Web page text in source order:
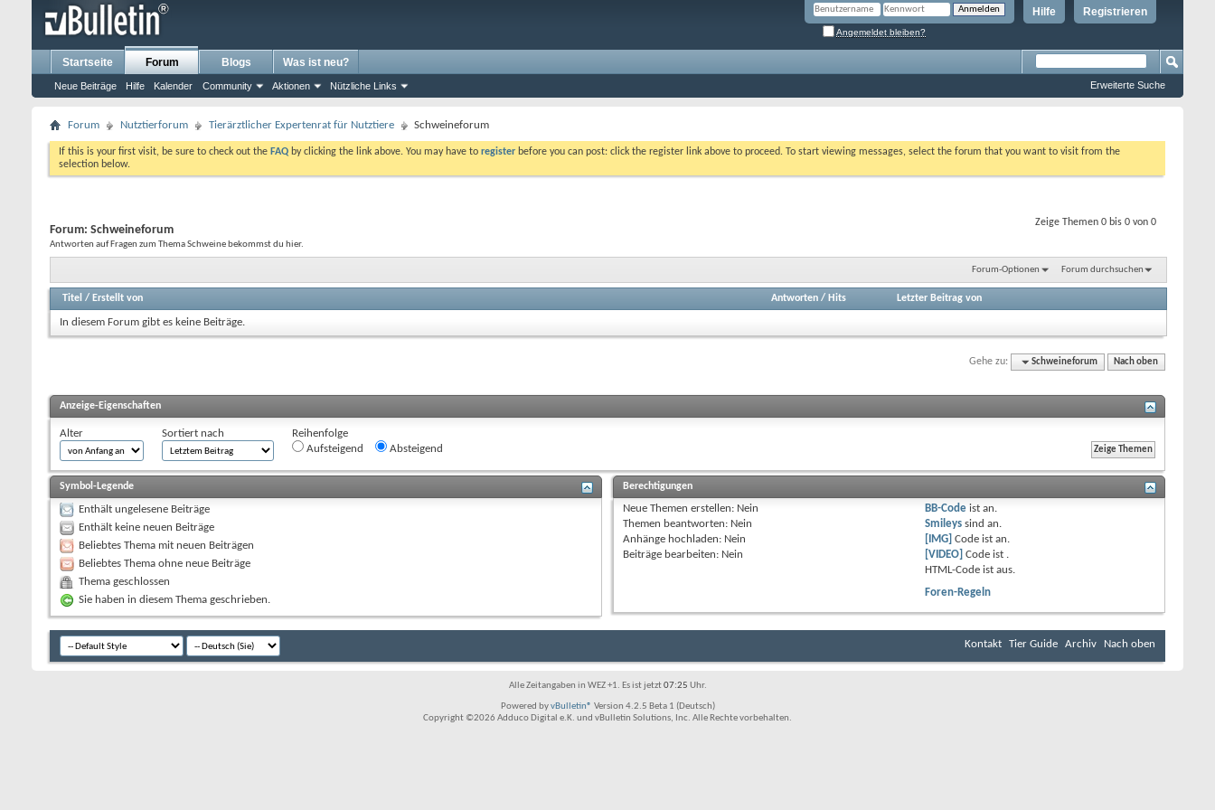
Registrieren
Hilfe
Angemeldet bleiben?
Startseite Forum
Neue Beiträge Hilfe Kalender Community Aktionen Nützliche Links
Blogs Was ist neu?
Erweiterte Suche
Forum Nutztierforum Tierärztlicher Expertenrat für Nutztiere Schweineforum
If this is your first visit, be sure to check out the FAQ by clicking the link above. You may have to register before you can post: click the register link above to proceed. To start viewing messages, select the forum that you want to visit from the
selection below.
Zeige Themen 0 bis 0 von 0
Forum: Schweineforum
Antworten auf Fragen zum Thema Schweine bekommst du hier.
Forum-Optionen Forum durchsuchen
Titel / Erstellt von Antworten/ Hits Letzter Beitrag von
In diesem Forum gibt es keine Beiträge.
Gehe zu: Schweineforum Nach oben
Anzeige-Eigenschaften
Alter Sortiert nach
Reihenfolge
Aufsteigend
Absteigend
Symbol-Legende
Enthält ungelesene Beiträge
Enthält keine neuen Beiträge
Beliebtes Thema mit neuen Beiträgen
Beliebtes Thema ohne neue Beiträge
Thema geschlossen
Sie haben in diesem Thema geschrieben.
Berechtigungen
Neue Themen erstellen: Nein
Themen beantworten: Nein
Anhänge hochladen: Nein
Beiträge bearbeiten: Nein
BB-Code istan.
Smileys sindan.
[IMG] Code istan.
[VIDEO] Code ist .
HTML-Code istaus.
Foren-Regeln
Kontakt Tier Guide Archiv Nach oben
Alle Zeitangaben in WEZ +1. Es ist jetzt07:25 Uhr.
Powered byvBulletin® Version 4.2.5 Beta 1 (Deutsch)
Copyright ©2026 Adduco Digital e.K. und vBulletin Solutions, Inc. Alle Rechte vorbehalten.